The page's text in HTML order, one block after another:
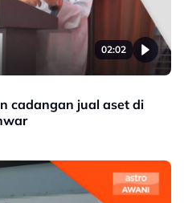
02:02
cadangan jual aset di